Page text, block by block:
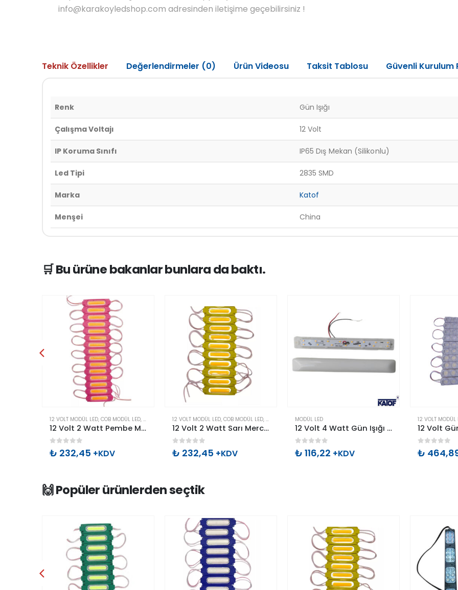
info@karakoyledshop.com adresinden iletişime geçebilirsiniz !
Teknik Özellikler Değerlendirmeler (0) Ürün Videosu Taksit Tablosu Güvenli Kurulum
Renk Gün Işığı
Çalışma Voltajı 12 Volt
IP Koruma Sınıfı IP65 Dış Mekan (Silikonlu)
Led Tipi 2835 SMD
Marka Katof
Menşei China
🛒 Bu ürüne bakanlar bunlara da baktı.
12 VOLT MODÜL LED, COB MODÜL LED, MODÜL LED
12 Volt 2 Watt Pembe Mercekli Cob Modül Led
0 out of 5
₺ 232,45 +KDV
12 VOLT MODÜL LED, COB MODÜL LED, MODÜL LED
12 Volt 2 Watt Sarı Mercekli Cob Modül Led
0 out of 5
₺ 232,45 +KDV
MODÜL LED
12 Volt 4 Watt Gün Işığı IP20 2835smd 15 Ledli Pergola Led
0 out of 5
₺ 116,22 +KDV
12 VOLT MODÜL
0 out of
₺
🙌 Popüler ürünlerden seçtik